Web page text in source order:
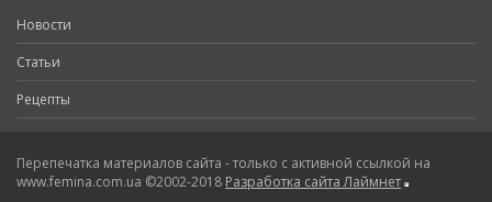
Новости
Статьи
Рецепты
Перепечатка материалов сайта - только с активной ссылкой на
www.femina.com.ua ©2002-2018 Разработка сайта Лаймнет